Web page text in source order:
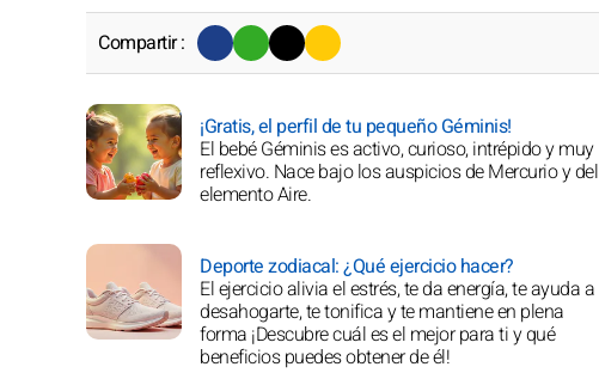
Compartir :
¡Gratis, el perfil de tu pequeño Géminis!
El bebé Géminis es activo, curioso, intrépido y muy
reflexivo. Nace bajo los auspicios de Mercurio y del
elemento Aire.
Deporte zodiacal: ¿Qué ejercicio hacer?
El ejercicio alivia el estrés, te da energía, te ayuda a
desahogarte, te tonifica y te mantiene en plena
forma ¡Descubre cuál es el mejor para ti y qué
beneficios puedes obtener de él!